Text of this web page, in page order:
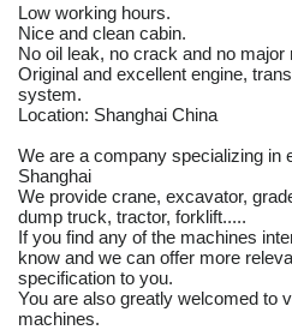
Low working hours.
Nice and clean cabin.
No oil leak, no crack and no major
Original and excellent engine,
system.
Location: Shanghai China
We are a company specializing in
Shanghai
We provide crane, excavator,
dump truck, tractor, forklift.....
If you find any of the machines
know and we can offer more
specification to you.
You are also greatly welcomed to
machines.